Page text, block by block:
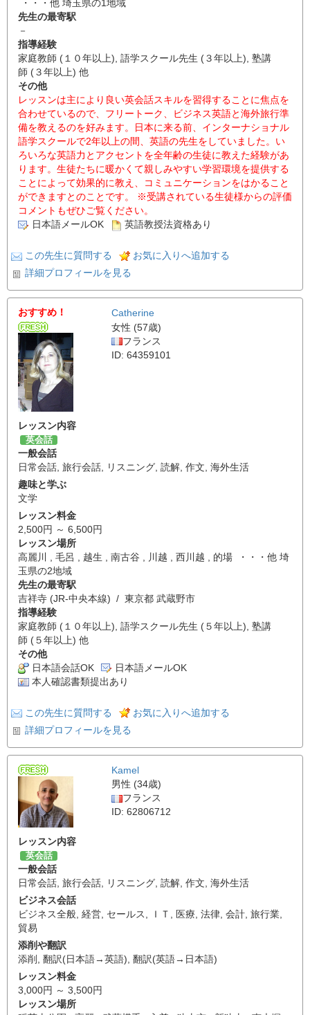
・・・他 埼玉県の1地域
先生の最寄駅
－
指導経験
家庭教師 (１０年以上), 語学スクール先生 (３年以上), 塾講
師 (３年以上) 他
その他
レッスンは主により良い英会話スキルを習得することに焦点を
合わせているので、フリートーク、ビジネス英語と海外旅行準
備を教えるのを好みます。日本に来る前、インターナショナル
語学スクールで2年以上の間、英語の先生をしていました。い
ろいろな英語力とアクセントを全年齢の生徒に教えた経験があ
ります。生徒たちに暖かくて親しみやすい学習環境を提供する
ことによって効果的に教え、コミュニケーションをはかること
ができますとのことです。 ※受講されている生徒様からの評価
コメントもぜひご覧ください。
日本語メールOK
英語教授法資格あり
この先生に質問する
お気に入りへ追加する
詳細プロフィールを見る
おすすめ！
Catherine
女性 (57歳)
フランス
ID: 64359101
レッスン内容
英会話
一般会話
日常会話 旅行会話 リスニング 読解 作文 海外生活
趣味と学ぶ
文学
レッスン料金
2,500円 ～ 6,500円
レッスン場所
高麗川 , 毛呂 , 越生 , 南古谷 , 川越 , 西川越 , 的場 ・・・他 埼
玉県の2地域
先生の最寄駅
吉祥寺 (JR-中央本線) / 東京都 武蔵野市
指導経験
家庭教師 (１０年以上), 語学スクール先生 (５年以上), 塾講
師 (５年以上) 他
その他
日本語会話OK
日本語メールOK
本人確認書類提出あり
この先生に質問する
お気に入りへ追加する
詳細プロフィールを見る
Kamel
男性 (34歳)
フランス
ID: 62806712
レッスン内容
英会話
一般会話
日常会話 旅行会話 リスニング 読解 作文 海外生活
ビジネス会話
ビジネス全般 経営 セールス ＩＴ 医療 法律 会計 旅行業
貿易
添削や翻訳
添削
翻訳(日本語→英語) 翻訳(英語→日本語)
レッスン料金
3,000円 ～ 3,500円
レッスン場所